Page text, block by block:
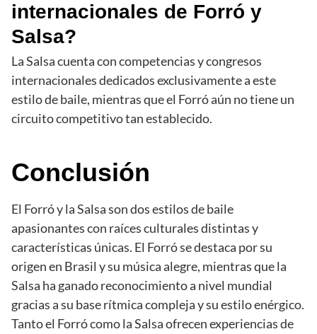
internacionales de Forró y
Salsa?
La Salsa cuenta con competencias y congresos
internacionales dedicados exclusivamente a este
estilo de baile, mientras que el Forró aún no tiene un
circuito competitivo tan establecido.
Conclusión
El Forró y la Salsa son dos estilos de baile
apasionantes con raíces culturales distintas y
características únicas. El Forró se destaca por su
origen en Brasil y su música alegre, mientras que la
Salsa ha ganado reconocimiento a nivel mundial
gracias a su base rítmica compleja y su estilo enérgico.
Tanto el Forró como la Salsa ofrecen experiencias de